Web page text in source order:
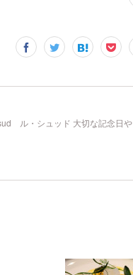
ル・シュッド 大切な記念日や